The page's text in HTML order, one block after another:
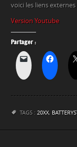
voici les liens
Version Youtube
Partager :
TAGS : 20XX,